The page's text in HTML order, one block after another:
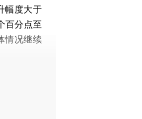
幅度大于
百分点至
情况继续